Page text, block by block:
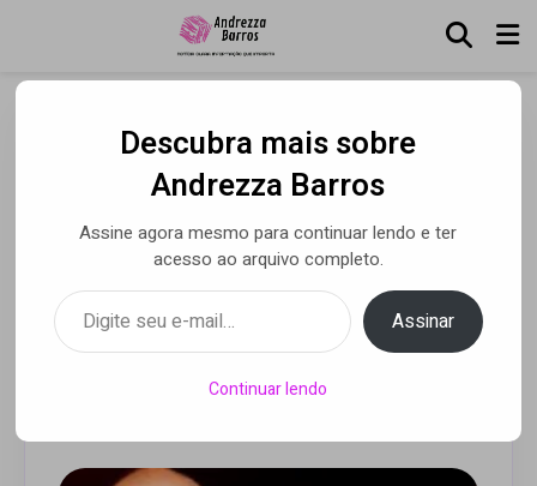
Comemoração de 30 anos
de carreira de Marcus
Salles emociona público
com gravação de DVD
especial
Descubra mais sobre
Andrezza Barros
Assine agora mesmo para continuar lendo e ter
acesso ao arquivo completo.
Digite seu e-mail…
Assinar
Continuar lendo